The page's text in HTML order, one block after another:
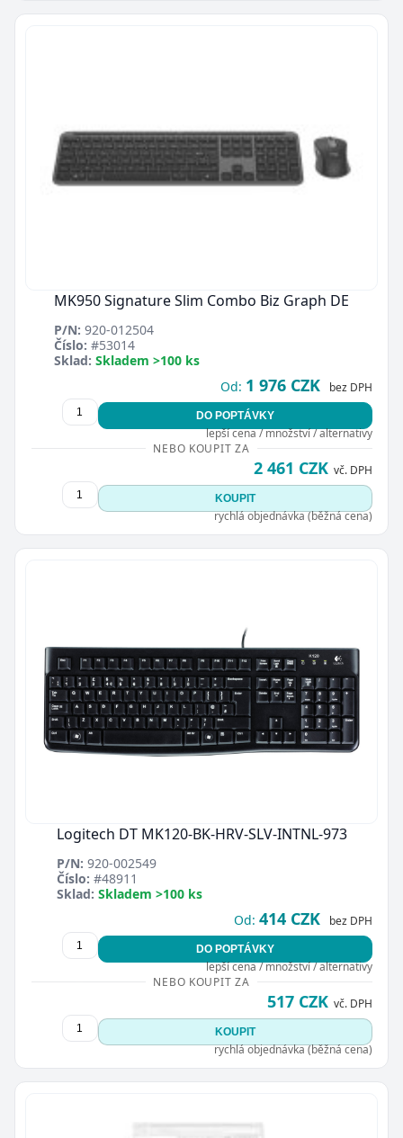
MK950 Signature Slim Combo Biz Graph DE
P/N: 920-012504
Číslo: #53014
Sklad: Skladem >100 ks
Od: 1 976 CZK bez DPH
DO POPTÁVKY
lepší cena / množství / alternativy
NEBO KOUPIT ZA
2 461 CZK vč. DPH
KOUPIT
rychlá objednávka (běžná cena)
Logitech DT MK120-BK-HRV-SLV-INTNL-973
P/N: 920-002549
Číslo: #48911
Sklad: Skladem >100 ks
Od: 414 CZK bez DPH
DO POPTÁVKY
lepší cena / množství / alternativy
NEBO KOUPIT ZA
517 CZK vč. DPH
KOUPIT
rychlá objednávka (běžná cena)